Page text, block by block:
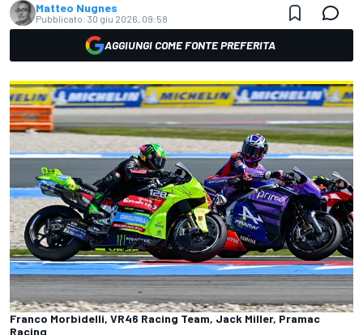
Matteo Nugnes
Pubblicato: 30 giu 2026, 09:58
AGGIUNGI COME FONTE PREFERITA
Franco Morbidelli, VR46 Racing Team, Jack Miller, Pramac
Racing